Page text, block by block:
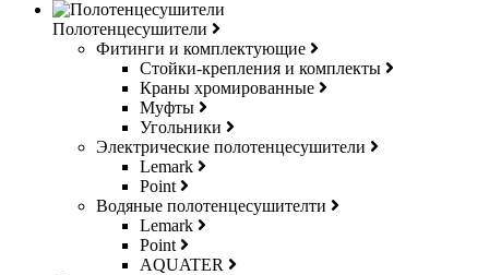
Полотенцесушители
Фитинги и комплектующие
Стойки-крепления и комплекты
Краны хромированные
Муфты
Угольники
Электрические полотенцесушители
Lemark
Point
Водяные полотенцесушителти
Lemark
Point
AQUATER